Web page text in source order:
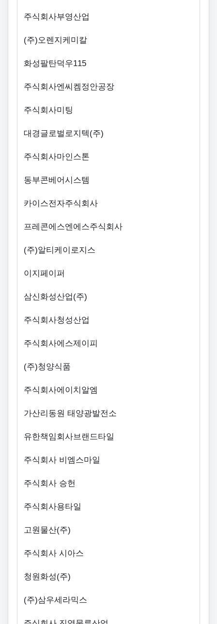
주식회사부영산업
(주)오렌지케미칼
화성팔탄덕우115
주식회사엔씨켐정안공장
주식회사미팅
대경글로벌로지텍(주)
주식회사마인스톤
동부콘베어시스템
카이스전자주식회사
프레콘에스엔에스주식회사
(주)알티케이로지스
이지페이퍼
삼신화성산업(주)
주식회사청성산업
주식회사에스제이피
(주)청양식품
주식회사에이치알엠
가산리동원 태양광발전소
유한책임회사브랜드타일
주식회사 비엠스마일
주식회사 승헌
주식회사용타일
고원물산(주)
주식회사 시아스
청원화성(주)
(주)삼우세라믹스